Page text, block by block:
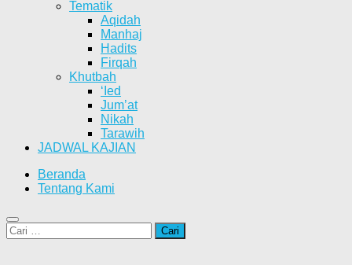
Tematik
Aqidah
Manhaj
Hadits
Firqah
Khutbah
‘Ied
Jum’at
Nikah
Tarawih
JADWAL KAJIAN
Beranda
Tentang Kami
Cari
untuk: